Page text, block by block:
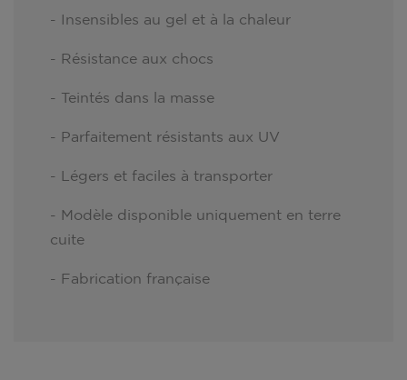
- Insensibles au gel et à la chaleur
- Résistance aux chocs
- Teintés dans la masse
- Parfaitement résistants aux UV
- Légers et faciles à transporter
- Modèle disponible uniquement en terre
cuite
- Fabrication française